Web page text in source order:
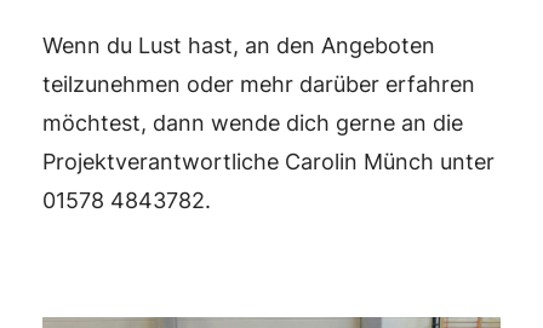
Wenn du Lust hast, an den Angeboten
teilzunehmen oder mehr darüber erfahren
möchtest, dann wende dich gerne an die
Projektverantwortliche Carolin Münch unter
01578 4843782.